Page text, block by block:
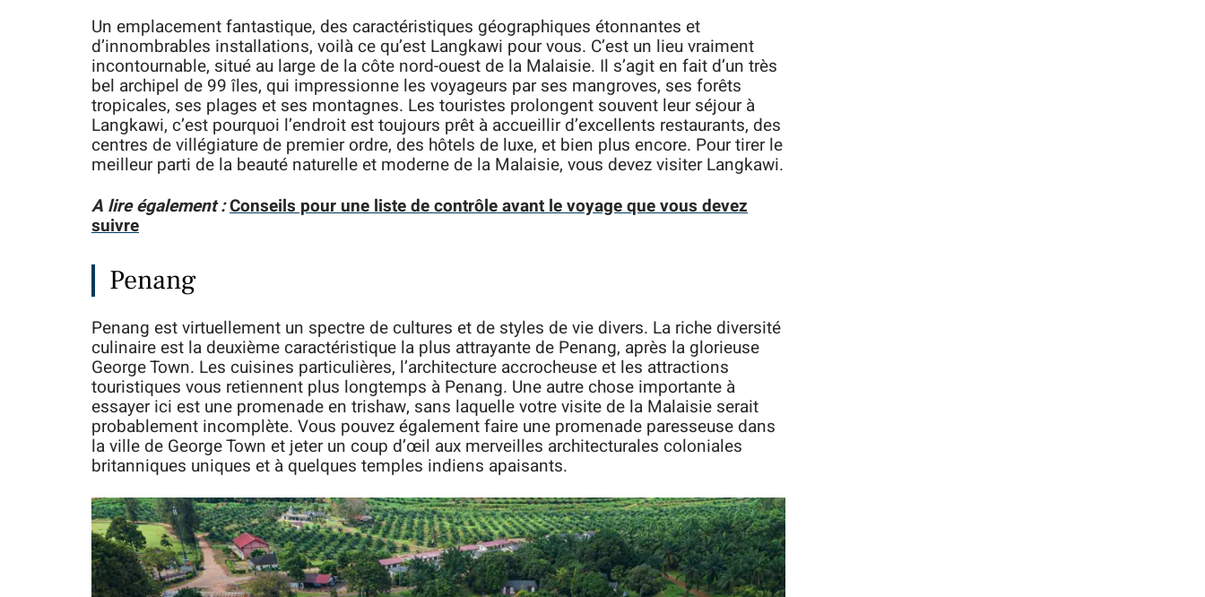
Un emplacement fantastique, des caractéristiques géographiques étonnantes et
d’innombrables installations, voilà ce qu’est Langkawi pour vous. C’est un lieu vraiment
incontournable, situé au large de la côte nord-ouest de la Malaisie. Il s’agit en fait d’un très
bel archipel de 99 îles, qui impressionne les voyageurs par ses mangroves, ses forêts
tropicales, ses plages et ses montagnes. Les touristes prolongent souvent leur séjour à
Langkawi, c’est pourquoi l’endroit est toujours prêt à accueillir d’excellents restaurants, des
centres de villégiature de premier ordre, des hôtels de luxe, et bien plus encore. Pour tirer le
meilleur parti de la beauté naturelle et moderne de la Malaisie, vous devez visiter Langkawi.
A lire également :Conseils pour une liste de contrôle avant le voyage que vous devez
suivre
Penang
Penang est virtuellement un spectre de cultures et de styles de vie divers. La riche diversité
culinaire est la deuxième caractéristique la plus attrayante de Penang, après la glorieuse
George Town. Les cuisines particulières, l’architecture accrocheuse et les attractions
touristiques vous retiennent plus longtemps à Penang. Une autre chose importante à
essayer ici est une promenade en trishaw, sans laquelle votre visite de la Malaisie serait
probablement incomplète. Vous pouvez également faire une promenade paresseuse dans
la ville de George Town et jeter un coup d’œil aux merveilles architecturales coloniales
britanniques uniques et à quelques temples indiens apaisants.